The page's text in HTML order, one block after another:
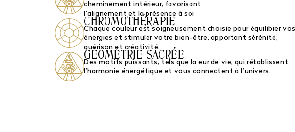
cheminement intérieur, favorisant
l’alignement et la présence à soi
CHROMOTHÉRAPIE
Chaque couleur est soigneusement choisie pour équilibrer vos
énergies et stimuler votre bien-être, apportant sérénité,
guérison et créativité.
GÉOMÉTRIE SACRÉE
Des motifs puissants, tels que la eur de vie, qui rétablissent
l’harmonie énergétique et vous connectent à l’univers.